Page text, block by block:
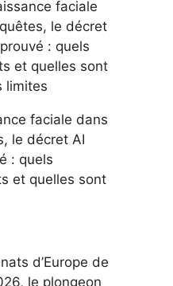
faciale dans
le décret AI
: quels
et quelles sont